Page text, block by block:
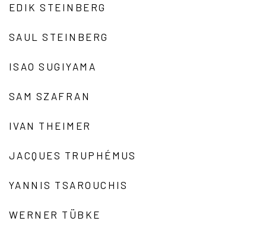
EDIK STEINBERG
SAUL STEINBERG
ISAO SUGIYAMA
SAM SZAFRAN
IVAN THEIMER
JACQUES TRUPHÉMUS
YANNIS TSAROUCHIS
WERNER TÜBKE